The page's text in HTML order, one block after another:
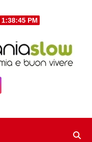
1:38:46 PM